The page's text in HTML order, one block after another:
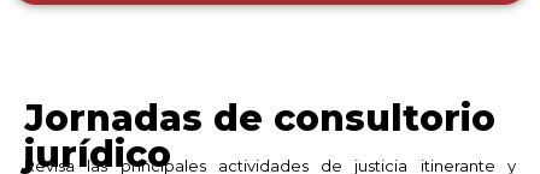
Jornadas de consultorio
jurídico
Revisa las principales actividades de justicia itinerante y